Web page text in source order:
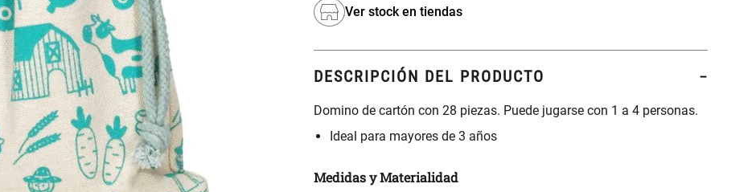
Ver stock en tiendas
DESCRIPCIÓN DEL PRODUCTO
Domino de cartón con 28 piezas. Puede jugarse con 1 a 4 personas.
Ideal para mayores de 3 años
Medidas y Materialidad